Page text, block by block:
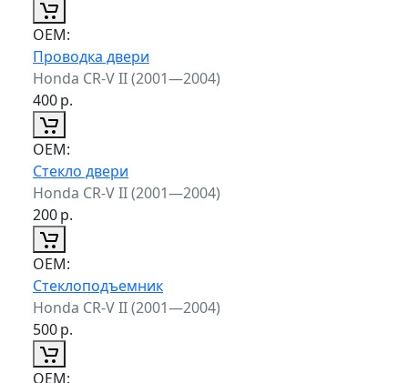
ОЕМ:
Проводка двери
Honda CR-V II (2001—2004)
400р.
ОЕМ:
Стекло двери
Honda CR-V II (2001—2004)
200р.
ОЕМ:
Стеклоподъемник
Honda CR-V II (2001—2004)
500р.
ОЕМ: